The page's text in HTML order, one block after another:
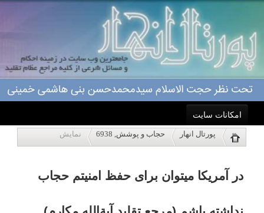
امکانات سایت
خانه
درباره ما
اعمال
پورتال انهار حجاب و پوشش, 6938 نمایش
نداشته باشم (مرجع تقلید آیةالله مکارم)
سوال
سال دارم و يائسه هستم. مدتى
اذيت ميكنند. ايا ميتونم روسرى